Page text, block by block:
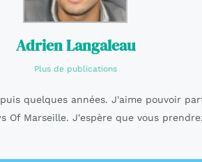
Adrien Langaleau
Plus de publications
quelques années. J'aime pouvoir
Of Marseille. J'espère que vous